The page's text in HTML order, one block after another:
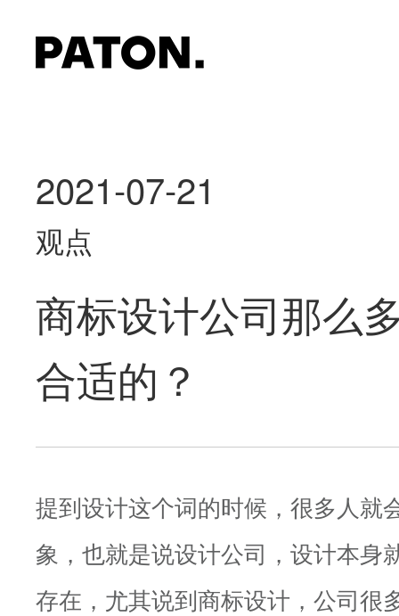
2021-07-21
观点
商标设计公司那么
合适的？
提到设计这个词的时候，很多人就
象，也就是说设计公司，设计本身
存在，尤其说到商标设计，公司很